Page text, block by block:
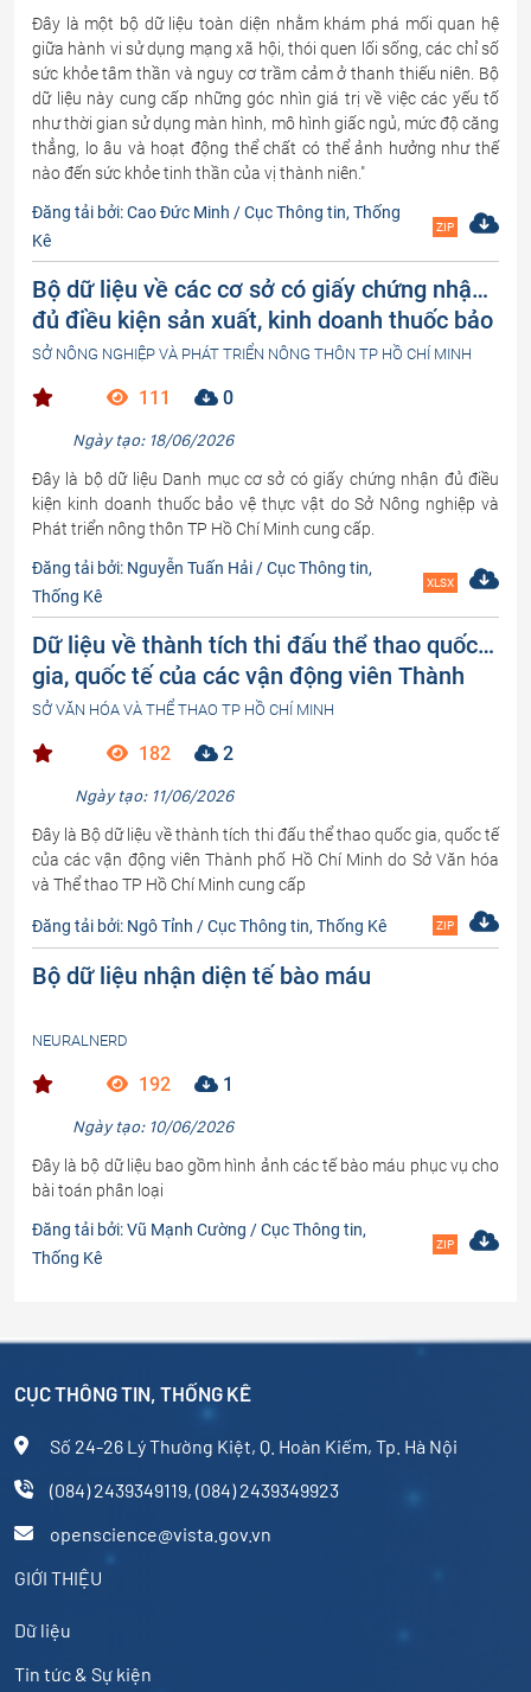
Đây là một bộ dữ liệu toàn diện nhằm khám phá mối quan hệ
giữa hành vi sử dụng mạng xã hội, thói quen lối sống, các chỉ số
sức khỏe tâm thần và nguy cơ trầm cảm ở thanh thiếu niên. Bộ
dữ liệu này cung cấp những góc nhìn giá trị về việc các yếu tố
như thời gian sử dụng màn hình, mô hình giấc ngủ, mức độ căng
thẳng, lo âu và hoạt động thể chất có thể ảnh hưởng như thế
nào đến sức khỏe tinh thần của vị thành niên."
Đăng tải bởi: Cao Đức Minh / Cục Thông tin, Thống
Kê
ZIP
Bộ dữ liệu về các cơ sở có giấy chứng nhận
đủ điều kiện sản xuất, kinh doanh thuốc bảo
vệ thực vật trên địa bàn Thành phố Hồ Chí
Minh
SỞ NÔNG NGHIỆP VÀ PHÁT TRIỂN NÔNG THÔN TP HỒ CHÍ MINH
111 0
Ngày tạo: 18/06/2026
Đây là bộ dữ liệu Danh mục cơ sở có giấy chứng nhận đủ điều
kiện kinh doanh thuốc bảo vệ thực vật do Sở Nông nghiệp và
Phát triển nông thôn TP Hồ Chí Minh cung cấp.
Đăng tải bởi: Nguyễn Tuấn Hải / Cục Thông tin,
Thống Kê
XLSX
Dữ liệu về thành tích thi đấu thể thao quốc
gia, quốc tế của các vận động viên Thành
phố Hồ Chí Minh
SỞ VĂN HÓA VÀ THỂ THAO TP HỒ CHÍ MINH
182 2
Ngày tạo: 11/06/2026
Đây là Bộ dữ liệu về thành tích thi đấu thể thao quốc gia, quốc tế
của các vận động viên Thành phố Hồ Chí Minh do Sở Văn hóa
và Thể thao TP Hồ Chí Minh cung cấp
Đăng tải bởi: Ngô Tỉnh / Cục Thông tin, Thống Kê ZIP
Bộ dữ liệu nhận diện tế bào máu
NEURALNERD
192 1
Ngày tạo: 10/06/2026
Đây là bộ dữ liệu bao gồm hình ảnh các tế bào máu phục vụ cho
bài toán phân loại
Đăng tải bởi: Vũ Mạnh Cường / Cục Thông tin,
Thống Kê
ZIP
CỤC THÔNG TIN, THỐNG KÊ
Số 24-26 Lý Thường Kiệt, Q. Hoàn Kiếm, Tp. Hà Nội
(084) 2439349119, (084) 2439349923
openscience@vista.gov.vn
GIỚI THIỆU
Dữ liệu
Tin tức & Sự kiện